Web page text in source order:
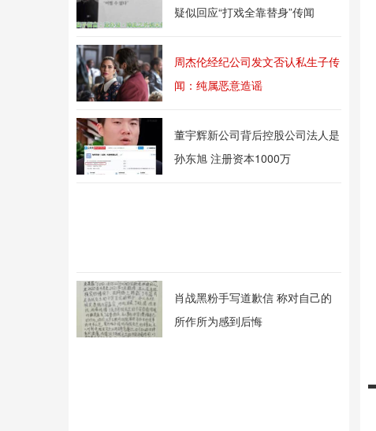
疑似回应“打戏全靠替身”传闻
周杰伦经纪公司发文否认私生子传
闻：纯属恶意造谣
董宇辉新公司背后控股公司法人是
孙东旭 注册资本1000万
肖战黑粉手写道歉信 称对自己的
所作所为感到后悔